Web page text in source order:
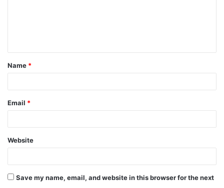
t
*
Name *
Email *
Website
Save my name, email, and website in this browser for the next